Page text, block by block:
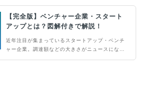
【完全版】ベンチャー企業・スタート
アップとは？図解付きで解説！
近年注目が集まっているスタートアップ・ベンチ
ャー企業。調達額などの大きさがニュースになる